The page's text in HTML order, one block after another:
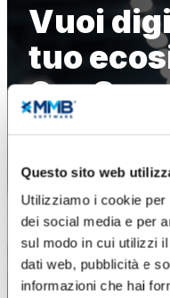
Questo sito web
Utilizziamo i cookie
dei social media e per
sul modo in cui utilizzi
dati web, pubblicità e
informazioni che hai
Vuoi
tuo
Car
ogni momento, che
Scopri